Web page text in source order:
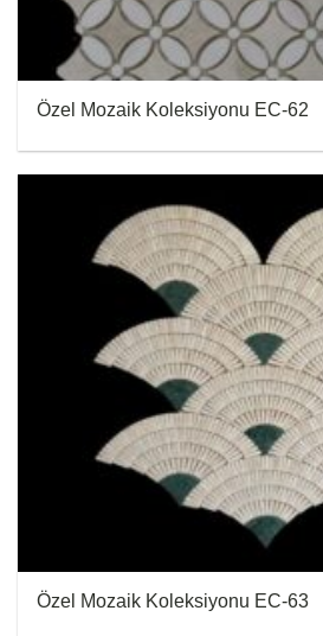
Özel Mozaik Koleksiyonu EC-62
Özel Mozaik Koleksiyonu EC-63